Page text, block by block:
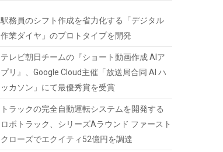
駅務員のシフト作成を省力化する「デジタル
作業ダイヤ」のプロトタイプを開発
テレビ朝日チームの『ショート動画作成 AIア
プリ』、Google Cloud主催「放送局合同 AI ハ
ッカソン」にて最優秀賞を受賞
トラックの完全自動運転システムを開発する
ロボトラック、シリーズAラウンド ファースト
クローズでエクイティ52億円を調達